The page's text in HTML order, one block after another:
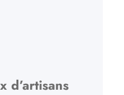
d’artisans